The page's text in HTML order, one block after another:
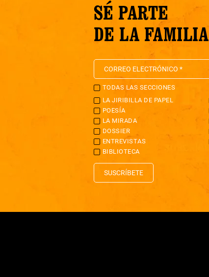
SÉ PARTE
DE LA FAMILIA
TODAS LAS SECCIONES
LA JIRIBILLA DE PAPEL
POESÍA
LA MIRADA
DOSSIER
ENTREVISTAS
BIBLIOTECA
SUSCRÍBETE